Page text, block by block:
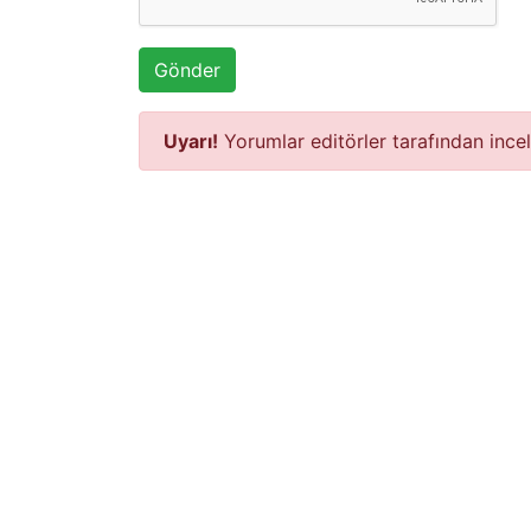
Gönder
Uyarı! Yorumlar editörler tarafından